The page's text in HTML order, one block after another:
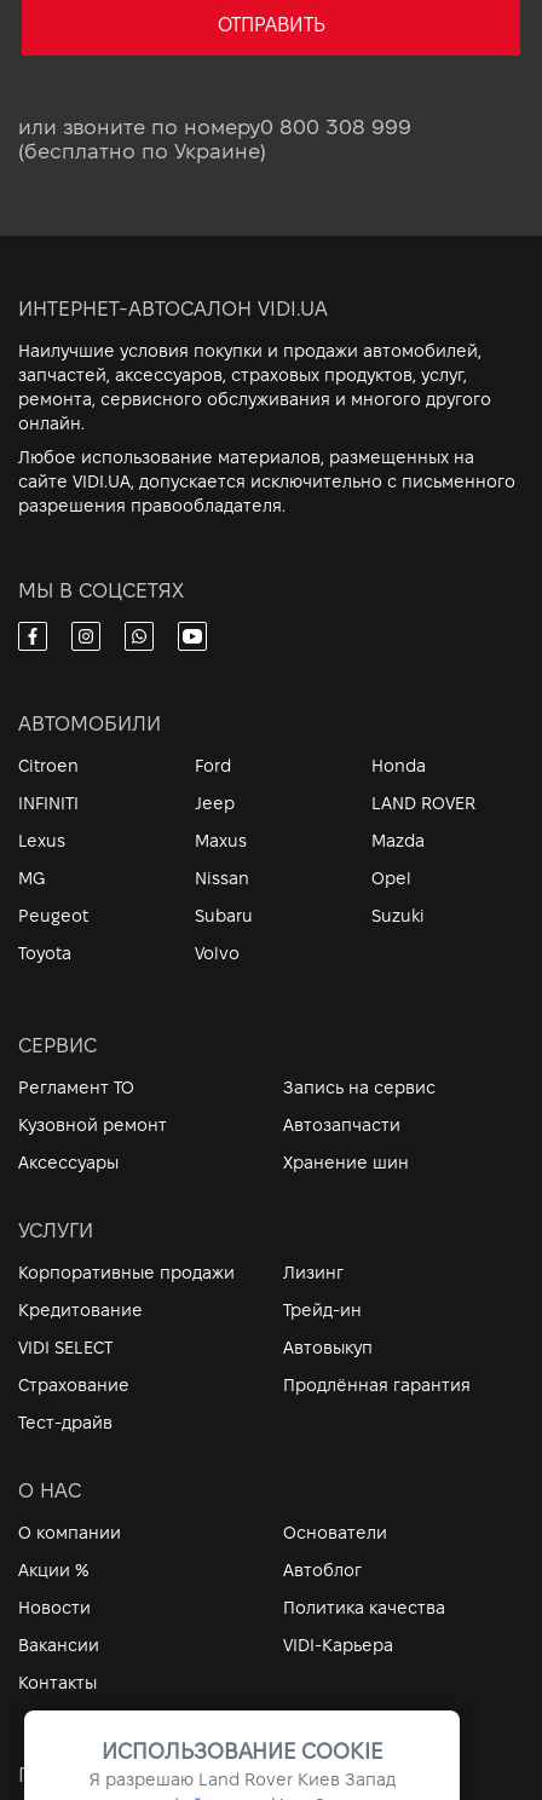
ОТПРАВИТЬ
или звоните по номеру0 800 308 999
(бесплатно по Украине)
ИНТЕРНЕТ-АВТОСАЛОН VIDI.UA
Наилучшие условия покупки и продажи автомобилей,
запчастей, аксессуаров, страховых продуктов, услуг,
ремонта, сервисного обслуживания и многого другого
онлайн.
Любое использование материалов, размещенных на
сайте VIDI.UA, допускается исключительно с письменного
разрешения правообладателя.
МЫ В СОЦСЕТЯХ
АВТОМОБИЛИ
Citroen Ford
Honda
INFINITI
Jeep
LAND ROVER
Lexus
Maxus
Mazda
MG
Nissan
Opel
Peugeot
Subaru
Suzuki
Toyota
Volvo
СЕРВИС
Регламент ТО
Запись на сервис
Кузовной ремонт
Автозапчасти
Аксессуары
Хранение шин
УСЛУГИ
Корпоративные продажи
Лизинг
Кредитование
Трейд-ин
VIDI SELECT
Автовыкуп
Страхование
Продлённая гарантия
Тест-драйв
О НАС
О компании
Основатели
Акции %
Автоблог
Новости
Политика качества
Вакансии
VIDI-Карьера
Контакты
ПОЛЕЗНЫЕ ССЫЛКИ
ИСПОЛЬЗОВАНИЕ COOKIE
Я разрешаю Land Rover Киев Запад